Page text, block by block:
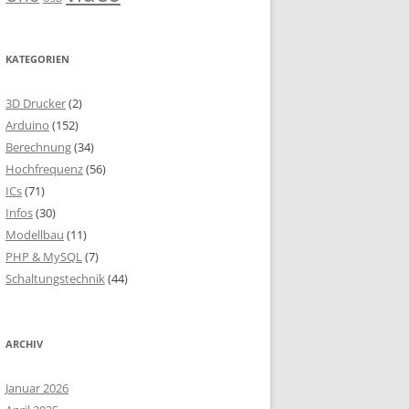
KATEGORIEN
3D Drucker(2)
Arduino (152)
Berechnung(34)
Hochfrequenz(56)
ICs(71)
Infos(30)
Modellbau (11)
PHP & MySQL(7)
Schaltungstechnik(44)
ARCHIV
Januar 2026